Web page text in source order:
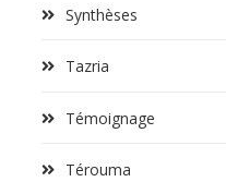
Synthèses
Tazria
Témoignage
Térouma